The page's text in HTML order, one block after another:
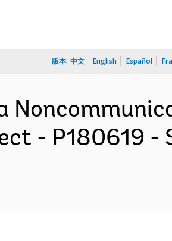
版本: 中文 English Español
- P180619 -